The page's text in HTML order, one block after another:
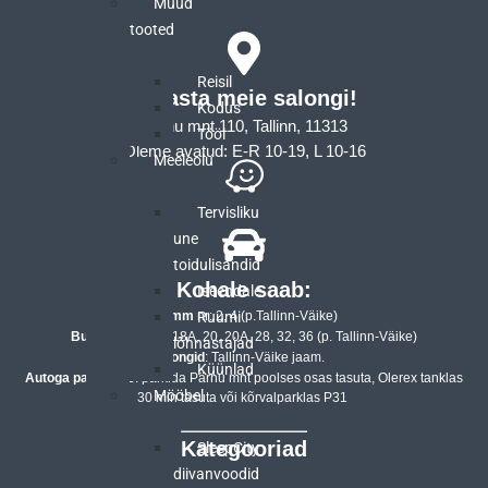
Muud
tooted
Reisil
Kodus
Tööl
Meeleolu
Tervisliku
une
toidulisandid
Iseendale
Ruumi
lõhnastajad
Küünlad
Mööbel
SleepCity
diivanvoodid
Külasta meie salongi!
Pärnu mnt 110, Tallinn, 11313
Oleme avatud: E-R 10-19, L 10-16
Kohale saab:
Tramm nr: 2, 4 (p.Tallinn-Väike)
Bussid
nr: 5, 18, 18A, 20, 20A, 28, 32, 36 (p. Tallinn-Väike)
Rongid: Tallinn-Väike jaam.
Autoga parkimine
: parkida Pärnu mnt poolses osas tasuta, Olerex tanklas
30 min tasuta või kõrvalparklas P31
Kategooriad